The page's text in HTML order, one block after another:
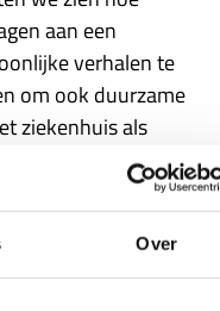
Over
aan een
verhalen te
om ook duurzame
ziekenhuis als
Kamminga – van
OK en lid van het